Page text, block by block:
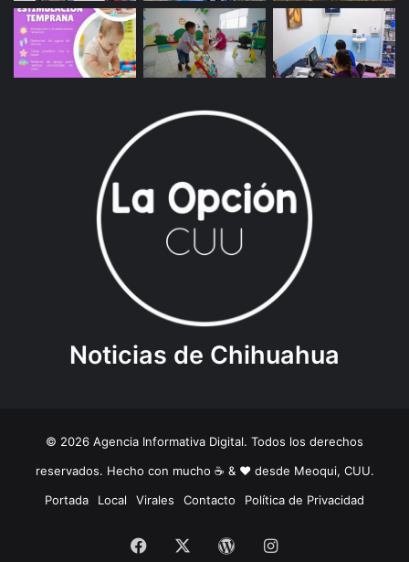
Noticias de Chihuahua
© 2026 Agencia Informativa Digital. Todos los derechos
reservados. Hecho con mucho ☕️ & ❤️ desde Meoqui, CUU.
Portada
Local Virales Contacto Política de Privacidad
Facebook WordPressInstagram